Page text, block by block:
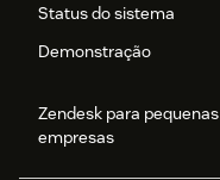
Status do sistema
Demonstração
Zendesk para pequenas
empresas